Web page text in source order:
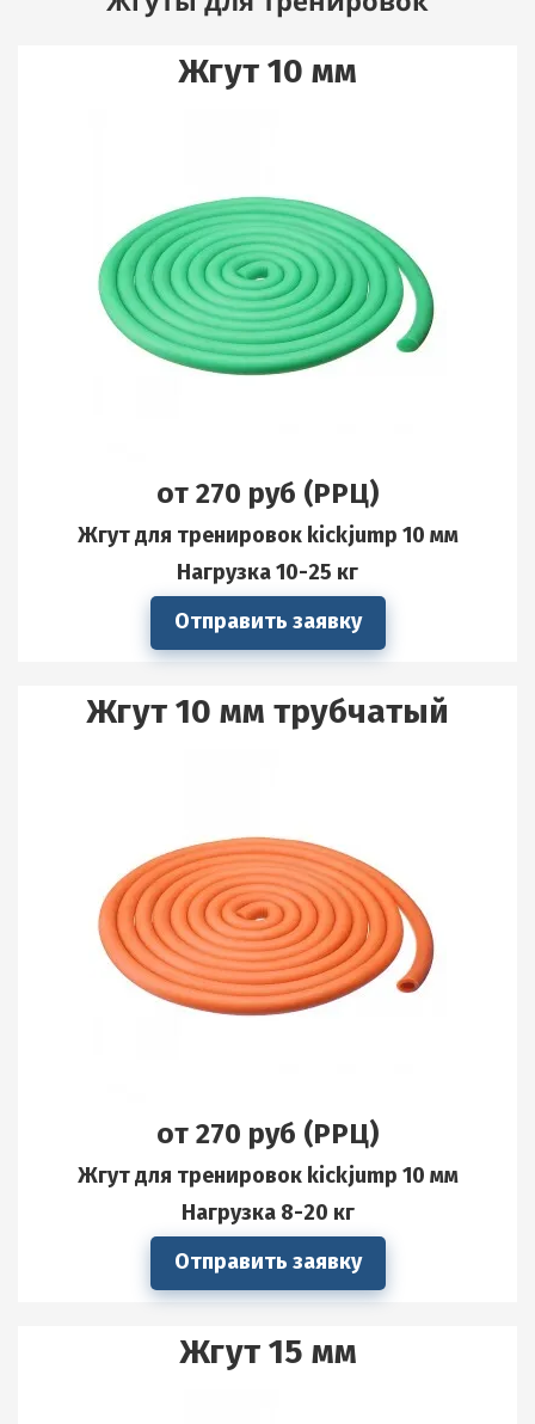
Жгут 10 мм
от 270 руб (РРЦ)
Жгут для тренировок kickjump 10 мм
Нагрузка 10-25 кг
Отправить заявку
Жгут 10 мм трубчатый
от 270 руб (РРЦ)
Жгут для тренировок kickjump 10 мм
Нагрузка 8-20 кг
Отправить заявку
Жгут 15 мм